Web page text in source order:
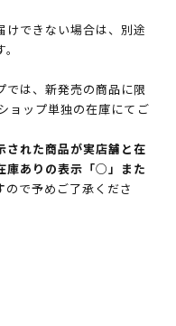
けできない場合は、別途
では、新発売の商品に限
ョップ単独の在庫にてご
れた商品が実店舗と在
庫ありの表示「○」また
ので予めご了承くださ